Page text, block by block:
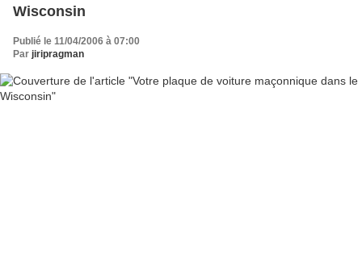
Wisconsin
Publié le 11/04/2006 à 07:00
Par jiripragman